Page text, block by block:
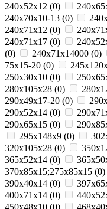
240x52x12 (0)
240x70x10-13 (0)
240x71x12 (0)
240x71x17 (0)
(0) 240х71х14000 (0)
75x15-20 (0)
250x30x10 (0)
280x105x28 (0)
290x49x17-20 (0)
290x52x14 (0)
290х65х15 (0)
295х148х9 (0)
320x105x28 (0)
365x52x14 (0)
370х85х15;275х85х15 (0)
390x40x14 (0)
400х71х14 (0)
450x48x10 (0)